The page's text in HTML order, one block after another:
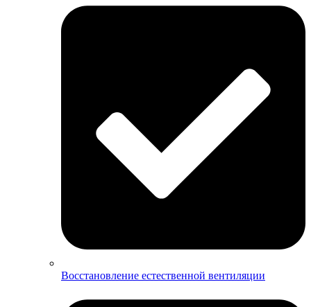
Восстановление естественной вентиляции